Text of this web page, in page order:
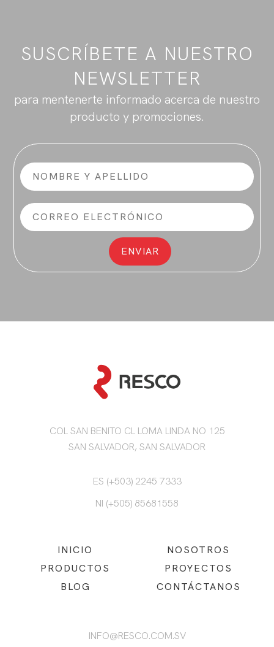
SUSCRÍBETE A NUESTRO
NEWSLETTER
para mentenerte informado acerca de nuestro
producto y promociones.
COL SAN BENITO CL LOMA LINDA NO 125
SAN SALVADOR, SAN SALVADOR
ES (+503) 2245 7333
NI (+505) 85681558
INICIO
NOSOTROS
PRODUCTOS
PROYECTOS
BLOG
CONTÁCTANOS
INFO@RESCO.COM.SV